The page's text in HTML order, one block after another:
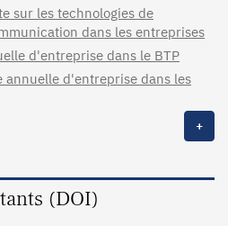
sur les technologies de
dans les entreprises
d'entreprise dans le BTP
annuelle d'entreprise dans les
+
(DOI)